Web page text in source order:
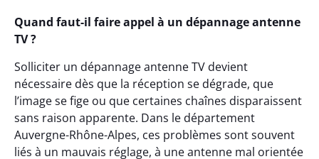
Quand faut-il faire appel à un dépannage antenne
TV ?
Solliciter un dépannage antenne TV devient
nécessaire dès que la réception se dégrade, que
l’image se fige ou que certaines chaînes disparaissent
sans raison apparente. Dans le département
Auvergne-Rhône-Alpes, ces problèmes sont souvent
liés à un mauvais réglage, à une antenne mal orientée